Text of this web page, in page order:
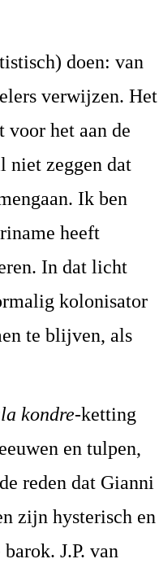
doen: van
verwijzen. Het
voor het aan de
niet zeggen dat
Ik ben
heeft
In dat licht
kolonisator
te blijven, als
kondre-ketting
en tulpen,
reden dat Gianni
zijn hysterisch en
J.P. van